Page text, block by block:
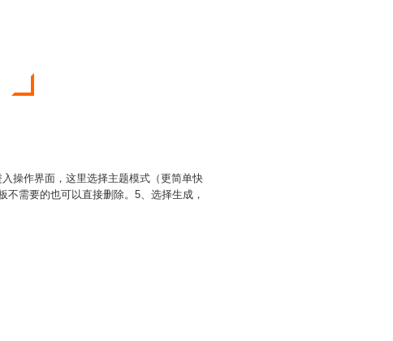
操作界面，这里选择主题模式（更简单快
需要的也可以直接删除。5、选择生成，